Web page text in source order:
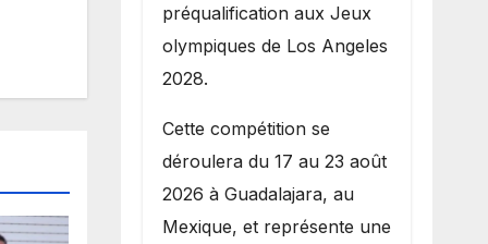
préqualification aux Jeux
olympiques de Los Angeles
2028.
Cette compétition se
déroulera du 17 au 23 août
2026 à Guadalajara, au
Mexique, et représente une